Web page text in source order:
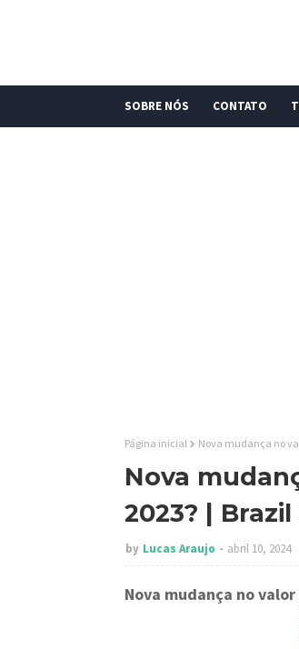
SOBRE NÓS CONTATO
Página inicial Nova mudança no
Nova
2023? |
by Lucas Araujo abril 10, 2024
Nova mudança no